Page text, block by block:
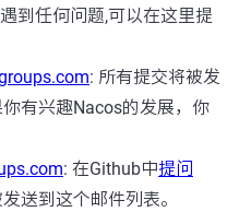
到任何问题,可以在这里提
: 所有提交将被发
有兴趣Nacos的发展，你
: 在Github中提问
送到这个邮件列表。